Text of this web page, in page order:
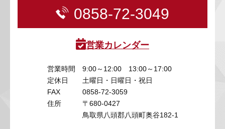
0858-72-3049
営業カレンダー
営業時間
9:00～12:00 13:00～17:00
定休日
土曜日・日曜日・祝日
FAX
0858-72-3059
住所
〒680-0427
鳥取県八頭郡八頭町奥谷182-1